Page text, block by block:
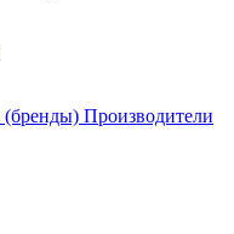
Производители